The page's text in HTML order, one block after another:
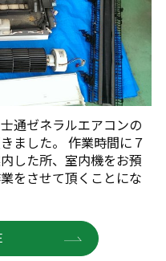
通ゼネラルエアコンの
ました。 作業時間に７
した所、室内機をお預
をさせて頂くことにな